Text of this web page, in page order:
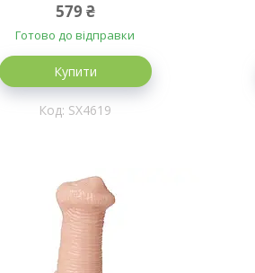
579 ₴
Готово до відправки
Купити
SX4619